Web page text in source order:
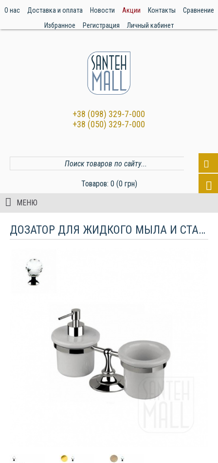
О нас Доставка и оплата Новости Акции Контакты
Сравнение
Избранное
Регистрация Личный кабинет
+38 (098) 329-7-000
+38 (050) 329-7-000
Товаров: 0 (0 грн)
МЕНЮ
ДОЗАТОР ДЛЯ ЖИДКОГО МЫЛА И СТАКАНЧИК НАСТОЛЬНЫЙ BUGNATESE F4 С КРИСТАЛЛОМ SWAROVSKI